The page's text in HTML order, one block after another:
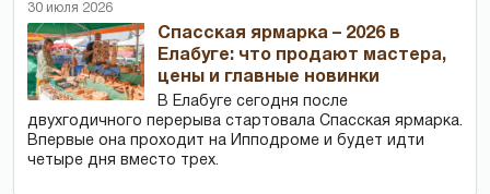
30 июля 2026
Спасская ярмарка – 2026 в
Елабуге: что продают мастера,
цены и главные новинки
В Елабуге сегодня после
двухгодичного перерыва стартовала Спасская ярмарка.
Впервые она проходит на Ипподроме и будет идти
четыре дня вместо трех.